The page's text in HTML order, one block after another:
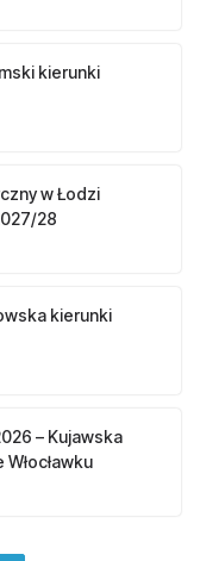
kierunki
w Łodzi
28
kierunki
– Kujawska